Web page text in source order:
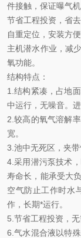
件接触，保证曝气机
节省工程投资，省
自重定位，安装方
主机潜水作业，减
氧功能。
结构特点：
1. 结构紧凑，占地
中运行，无噪音。
2. 较高的氧气溶解
宽。
3. 池中无死区，夹
4. 采用潜污泵技术
寿命长，能承受大
空气防止工作时水
作，长期*运行。
5. 节省工程投资，
6. 气水混合液以特